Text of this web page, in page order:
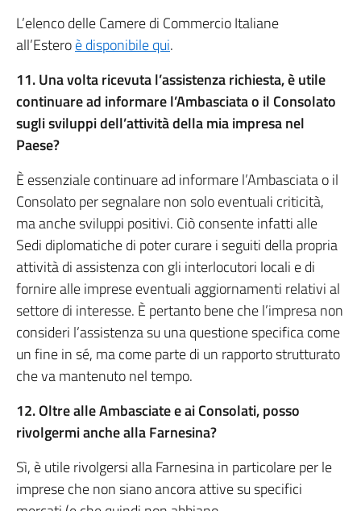
L’elenco delle Camere di Commercio Italiane
all’Esteroè disponibile qui.
11. Una volta ricevuta l’assistenza richiesta, è utile
continuare ad informare l’Ambasciata o il Consolato
sugli sviluppi dell’attività della mia impresa nel
Paese?
È essenziale continuare ad informare l’Ambasciata o il
Consolato per segnalare non solo eventuali criticità,
ma anche sviluppi positivi. Ciò consente infatti alle
Sedi diplomatiche di poter curare i seguiti della propria
attività di assistenza con gli interlocutori locali e di
fornire alle imprese eventuali aggiornamenti relativi al
settore di interesse. È pertanto bene che l’impresa non
consideri l’assistenza su una questione specifica come
un fine in sé, ma come parte di un rapporto strutturato
che va mantenuto nel tempo.
12. Oltre alle Ambasciate e ai Consolati, posso
rivolgermi anche alla Farnesina?
Sì, è utile rivolgersi alla Farnesina in particolare per le
imprese che non siano ancora attive su specifici